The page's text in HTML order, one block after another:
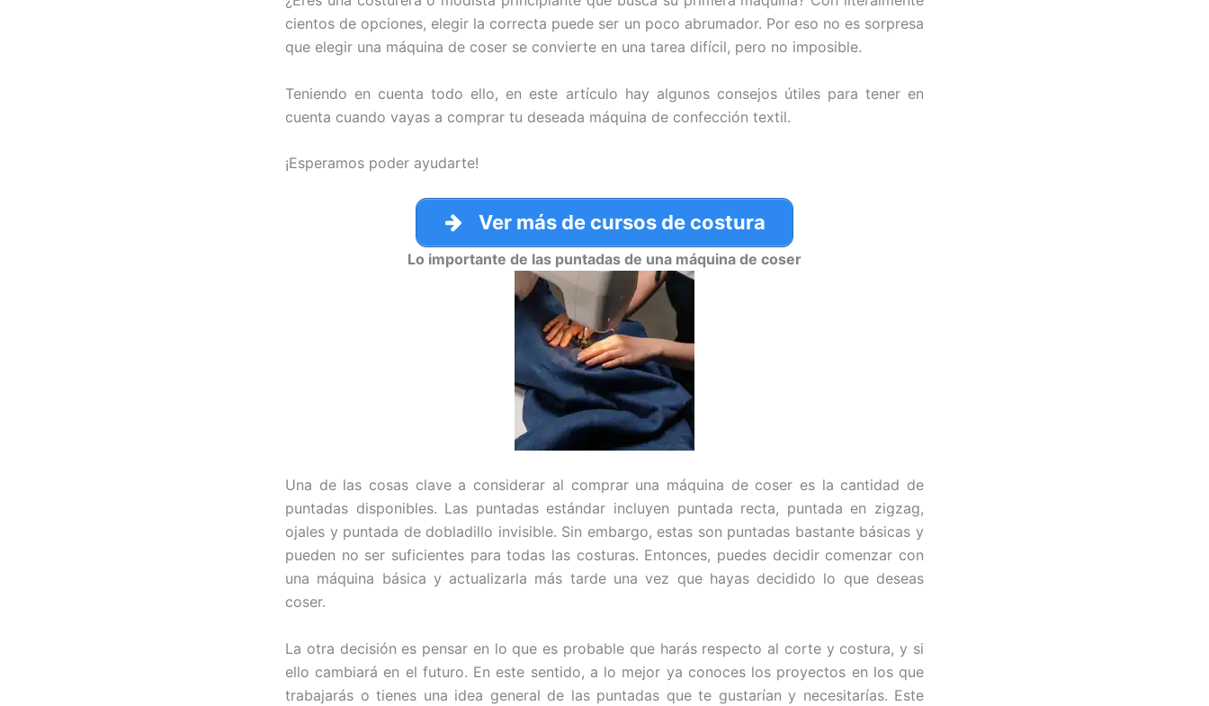
cientos de opciones, elegir la correcta puede ser un poco abrumador. Por eso no es sorpresa
que elegir una máquina de coser se convierte en una tarea difícil, pero no imposible.
Teniendo en cuenta todo ello, en este artículo hay algunos consejos útiles para tener en
cuenta cuando vayas a comprar tu deseada máquina de confección textil.
¡Esperamos poder ayudarte!
Ver más de cursos de costura
Lo importante de las puntadas de una máquina de coser
Una de las cosas clave a considerar al comprar una máquina de coser es la cantidad de
puntadas disponibles. Las puntadas estándar incluyen puntada recta, puntada en zigzag,
ojales y puntada de dobladillo invisible. Sin embargo, estas son puntadas bastante básicas y
pueden no ser suficientes para todas las costuras. Entonces, puedes decidir comenzar con
una máquina básica y actualizarla más tarde una vez que hayas decidido lo que deseas
coser.
La otra decisión es pensar en lo que es probable que harás respecto al corte y costura, y si
ello cambiará en el futuro. En este sentido, a lo mejor ya conoces los proyectos en los que
trabajarás o tienes una idea general de las puntadas que te gustarían y necesitarías. Este